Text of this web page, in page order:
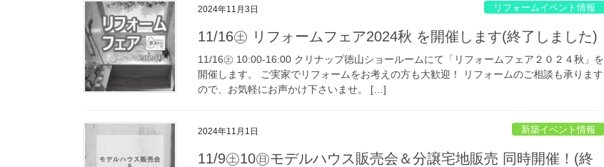
2024年11月3日 リフォームイベント情報
11/16㊏ リフォームフェア2024秋 を開催します(終了しました)
11/16㊏ 10:00-16:00 クリナップ徳山ショールームにて「リフォームフェア２０２４秋」を
開催します。 ご実家でリフォームをお考えの方も大歓迎！ リフォームのご相談も承ります
ので、お気軽にお声かけ下さいませ。 […]
2024年11月1日 新築イベント情報
11/9㊏10㊐モデルハウス販売会＆分譲宅地販売 同時開催！(終